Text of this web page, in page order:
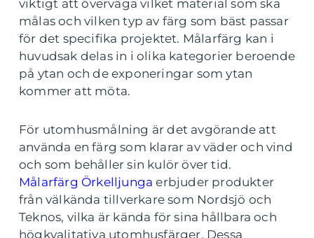
viktigt att överväga vilket material som ska
målas och vilken typ av färg som bäst passar
för det specifika projektet. Målarfärg kan i
huvudsak delas in i olika kategorier beroende
på ytan och de exponeringar som ytan
kommer att möta.
För utomhusmålning är det avgörande att
använda en färg som klarar av väder och vind
och som behåller sin kulör över tid.
Målarfärg Örkelljunga erbjuder produkter
från välkända tillverkare som Nordsjö och
Teknos, vilka är kända för sina hållbara och
högkvalitativa utomhusfärger. Dessa